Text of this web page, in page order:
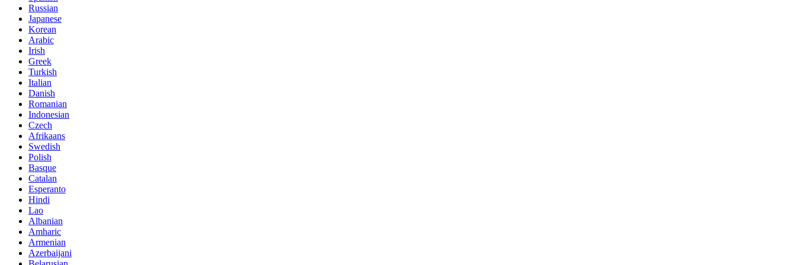
Russian
Japanese
Korean
Arabic
Irish
Greek
Turkish
Italian
Danish
Romanian
Indonesian
Czech
Afrikaans
Swedish
Polish
Basque
Catalan
Esperanto
Hindi
Lao
Albanian
Amharic
Armenian
Azerbaijani